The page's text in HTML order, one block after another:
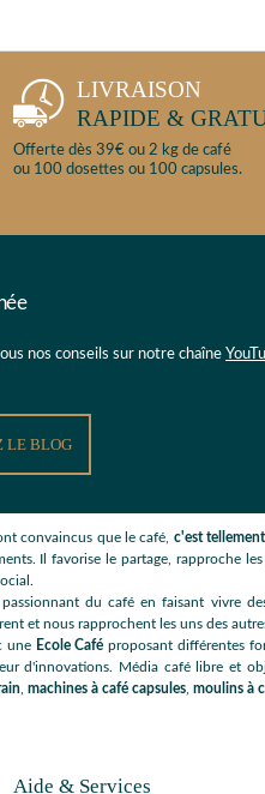
LIVRAISON
RAPIDE &
Offerte dès 39€ ou 2 kg de café
ou 100 dosettes ou 100 capsules.
nos conseils sur notre chaîne
LE BLOG
convaincus que le café, c'est
Il favorise le partage, rapproche
du café en faisant vivre
et nous rapprochent les uns des
une Ecole Caféproposant différentes
d'innovations. Média café libre et
machines à café capsules moulins à
Aide & Services